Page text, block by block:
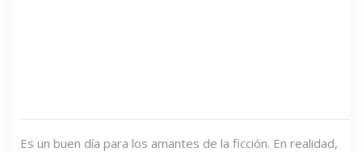
Es un buen día para los amantes de la ficción. En realidad,